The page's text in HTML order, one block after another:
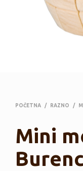
POČETNA / RAZNO /
Mini